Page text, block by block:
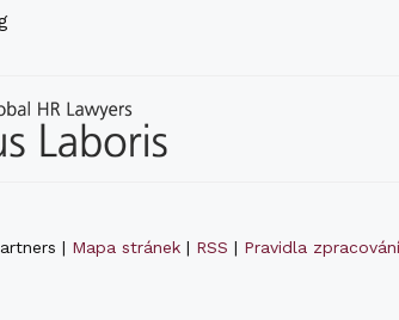
| Mapa stránek | RSS | Pravidla